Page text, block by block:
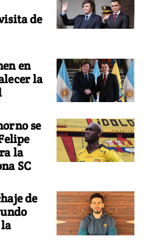
de
en
la
se
la
SC
de